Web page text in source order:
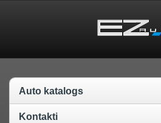
Auto katalogs
Kontakti